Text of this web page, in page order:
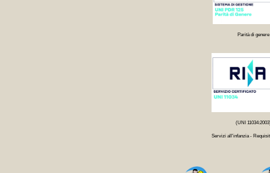
Parità di genere
(UNI
Servizi all'infanzia -